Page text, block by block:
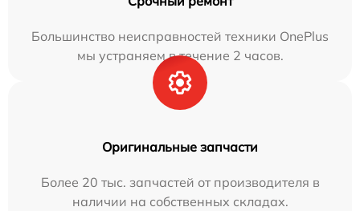
Большинство неисправностей техники OnePlus
мы устраняем в течение 2 часов.
Оригинальные запчасти
Более 20 тыс. запчастей от производителя в
наличии на собственных складах.